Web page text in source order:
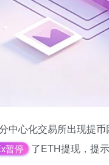
中心化交易所出现提
暂停 了ETH提现，提